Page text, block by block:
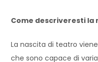
Come descriveresti la
La nascita di teatro
che sono capace di